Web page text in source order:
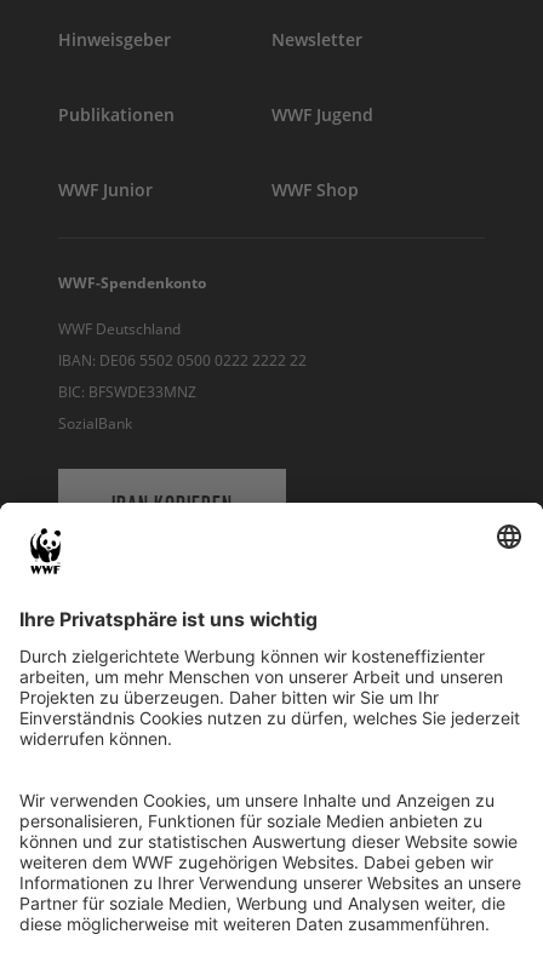
Hinweisgeber Newsletter
Publikationen WWF Jugend
WWF Junior WWF Shop
WWF-Spendenkonto
WWF Deutschland
IBAN: DE06 5502 0500 0222 2222 22
BIC: BFSWDE33MNZ
SozialBank
IBAN KOPIEREN
WWF Deutschland
Reinhardtstr. 18
10117 Berlin
Ihre Spende kann steuerlich geltend gemacht werden
Registriert als Stiftung WWF Deutschland, Senatsverwaltung für
Justiz Berlin, Az: 3416/976/2
Umsatzsteuer-Identifikationsnummer: DE 114236103